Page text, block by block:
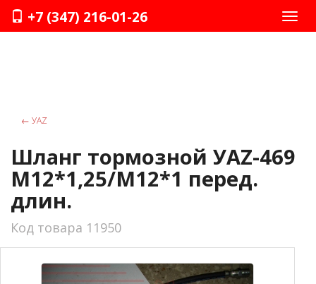
+7 (347) 216-01-26
← УАZ
Шланг тормозной УАZ-469
М12*1,25/М12*1 перед.
длин.
Код товара 11950